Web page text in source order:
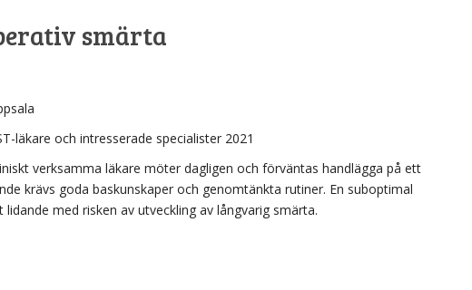
smärta
läkare och intresserade specialister 2021
verksamma läkare möter dagligen och förväntas handlägga på ett
krävs goda baskunskaper och genomtänkta rutiner. En suboptimal
med risken av utveckling av långvarig smärta.